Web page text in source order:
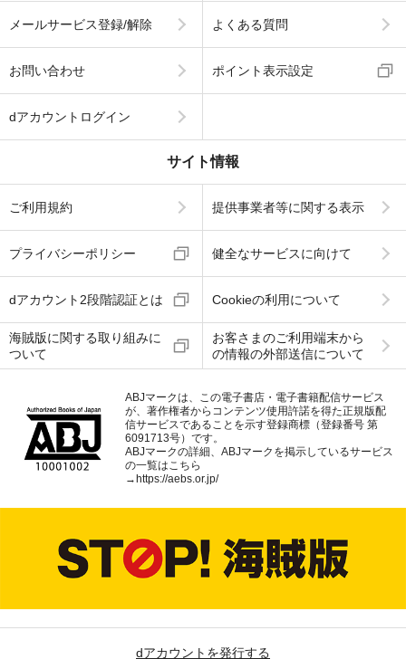
メールサービス登録/解除 よくある質問
お問い合わせ ポイント表示設定
dアカウントログイン
サイト情報
ご利用規約 提供事業者等に関する表示
プライバシーポリシー 健全なサービスに向けて
dアカウント2段階認証とは Cookieの利用について
海賊版に関する取り組みに
ついて
お客さまのご利用端末から
の情報の外部送信について
ABJマークは、この電子書店・電子書籍配信サービス
が、著作権者からコンテンツ使用許諾を得た正規版配
信サービスであることを示す登録商標（登録番号 第
6091713号）です。
ABJマークの詳細、ABJマークを掲示しているサービス
の一覧はこちら
→ https://aebs.or.jp/
dアカウントを発行する